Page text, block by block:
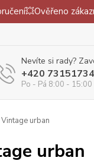
Nevíte si rady?
+420
Po - Pá 8:00 - 15:00
urban
urban